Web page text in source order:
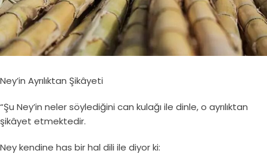
Ney’in Ayrılıktan Şikâyeti
“Şu Ney’in neler söylediğini can kulağı ile dinle, o ayrılıktan
şikâyet etmektedir.
Ney kendine has bir hal dili ile diyor ki: